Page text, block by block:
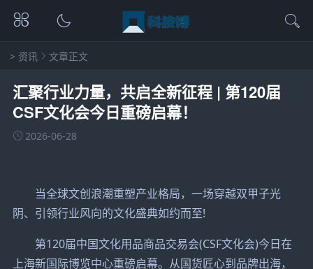
> 资讯 文章正文
汇聚行业力量，共启全新征程 | 第120届
CSF文化会今日重磅启幕！
2026-06-28
当全球文创浪潮重塑产业格局，一场穿越双甲子光
阴、引领行业风向的文化盛典如约而至!
第120届中国文化用品商品交易会(CSF文化会)今日在
上海新国际博览中心重磅启幕。从国货匠心到品牌出海，